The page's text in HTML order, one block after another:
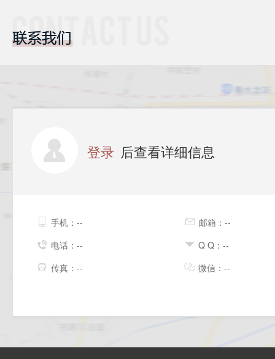
登录 后查看详细信息
手机：--
邮箱：--
电话：--
Q Q：--
传真：--
微信：--